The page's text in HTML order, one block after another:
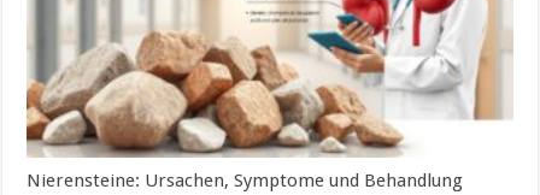
Nierensteine: Ursachen, Symptome und Behandlung